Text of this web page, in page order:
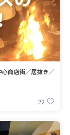
心商店街／居抜き／
22